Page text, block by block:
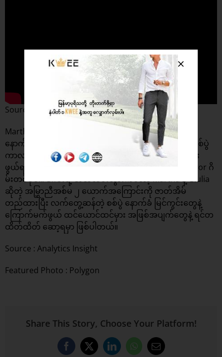
Source : IGN
Martha Is Dead ဂိမ်းကတော့ ၁၉၄၄ ခုနှစ် အီတလီ စစ်ပွဲ
နောက်ခံ ဖြစ်ရပ်တွေကို အခြေခံထားတဲ့ ဂိမ်းဖြစ်ပါတယ်။ စစ်ပွဲ
ကာလ အတွင်းက ဇာတ်ကြောင်းတွေနဲ့ ထိတ်လန့်ခြောက်ခြား
ဖွယ်ရာ အဖြစ်အပျက်တွေကို ပေါင်းစပ်ဖန်တီးထားတဲ့ Horror ဂိ
မ်းတစ်ခုပါ။ ဒီဂိမ်းရဲ့ ဇာတ်လမ်းသွားကတော့ Martha နဲ့ Giulia
ဆိုတဲ့ အမြွှာညီအစ်မ ၂ ယောက်အကြောင်းကို ဇာတ်အိမ်
တည်ထားပြီး လက်တွေ့ဆန်တဲ့ စစ်ပွဲ နောက်ခံ မြင်ကွင်းတွေနဲ့
ကြောက်မက်ဖွယ် ထင်ယောင်ထင်မှား အဖြစ်အပျက်တွေနဲ့ ရင်တ
ထိတ်ထိတ် ဆော့ရမှာ ဖြစ်ပါတယ်။
Source : Analytics Insight
Featured Photo : Polygon
Share This Story, Choose Your Platform!
Facebook
X LinkedInWhatsApp
Email